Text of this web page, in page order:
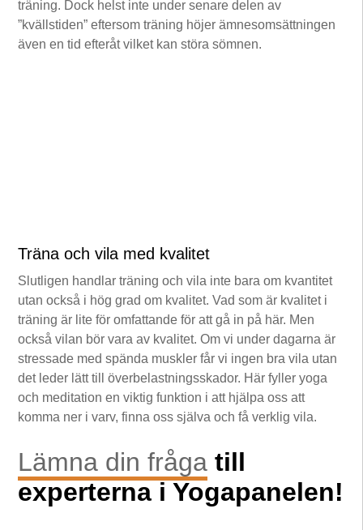
träning. Dock helst inte under senare delen av
”kvällstiden” eftersom träning höjer ämnesomsättningen
även en tid efteråt vilket kan störa sömnen.
Träna och vila med kvalitet
Slutligen handlar träning och vila inte bara om kvantitet
utan också i hög grad om kvalitet. Vad som är kvalitet i
träning är lite för omfattande för att gå in på här. Men
också vilan bör vara av kvalitet. Om vi under dagarna är
stressade med spända muskler får vi ingen bra vila utan
det leder lätt till överbelastningsskador. Här fyller yoga
och meditation en viktig funktion i att hjälpa oss att
komma ner i varv, finna oss själva och få verklig vila.
Lämna din fråga till
experterna i Yogapanelen!